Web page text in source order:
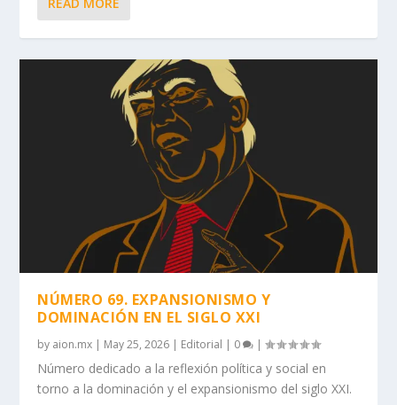
NÚMERO 69. EXPANSIONISMO Y
DOMINACIÓN EN EL SIGLO XXI
by aion.mx | May 25, 2026 | Editorial | 0 |
Número dedicado a la reflexión política y social en
torno a la dominación y el expansionismo del siglo XXI.